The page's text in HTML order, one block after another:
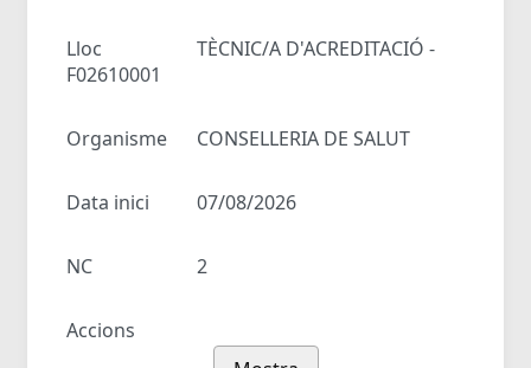
Lloc
TÈCNIC/A D'ACREDITACIÓ -
F02610001
Organisme CONSELLERIA DE SALUT
Data inici 07/08/2026
NC 2
Accions